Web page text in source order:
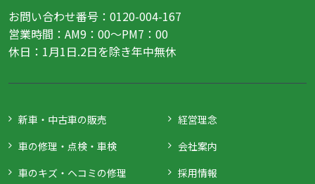
お問い合わせ番号：0120-004-167
営業時間：AM9：00～PM7：00
休日：1月1日.2日を除き年中無休
新車・中古車の販売
車の修理・点検・車検
車のキズ・ヘコミの修理
経営理念
会社案内
採用情報